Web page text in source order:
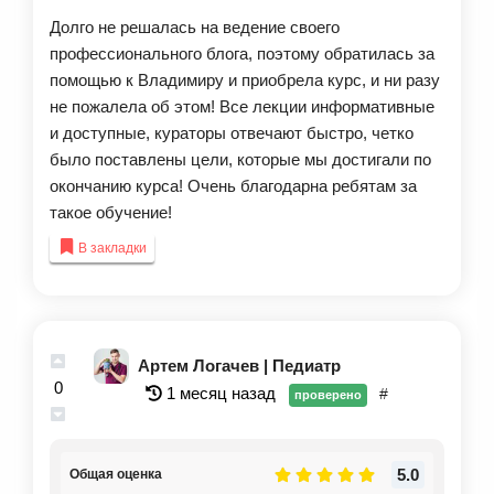
Долго не решалась на ведение своего
профессионального блога, поэтому обратилась за
помощью к Владимиру и приобрела курс, и ни разу
не пожалела об этом! Все лекции информативные
и доступные, кураторы отвечают быстро, четко
было поставлены цели, которые мы достигали по
окончанию курса! Очень благодарна ребятам за
такое обучение!
В закладки
0
Артем Логачев | Педиатр
1 месяц назад
проверено #
5.0
Общая оценка